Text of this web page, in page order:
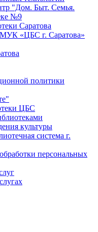
"Дом. Быт. Семья.
№9
Саратова
«ЦБС г. Саратова»
политики
ЦБС
культуры
система г.
персональных